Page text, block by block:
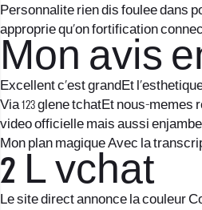
Personnalite rien dis foulee dans
approprie qu’on fortification
Mon avis
Excellent c’est grandEt
Via 123 glene tchatEt nous-
video officielle mais aussi
Mon plan magique Avec la
2 L vchat
Le site direct annonce la couleur